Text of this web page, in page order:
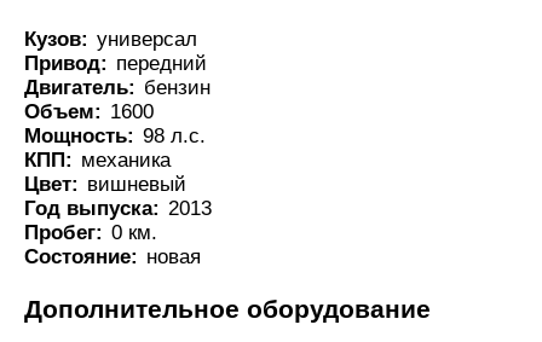
Кузов: универсал
Привод: передний
Двигатель: бензин
Объем: 1600
Мощность: 98 л.с.
КПП: механика
Цвет: вишневый
Год выпуска: 2013
Пробег: 0 км.
Состояние: новая
Дополнительное оборудование